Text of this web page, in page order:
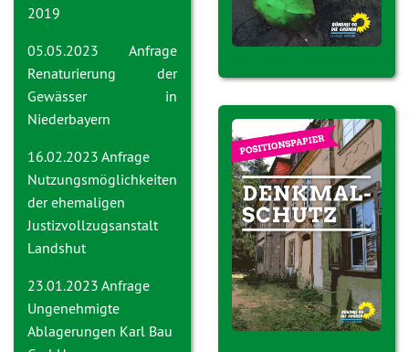
2019
05.05.2023 Anfrage
Renaturierung der
Gewässer in
Niederbayern
16.02.2023 Anfrage
Nutzungsmöglichkeiten
der ehemaligen
Justizvollzugsanstalt
Landshut
23.01.2023 Anfrage
Ungenehmigte
Ablagerungen Karl Bau